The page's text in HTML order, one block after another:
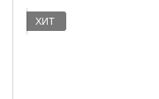
ХИТ